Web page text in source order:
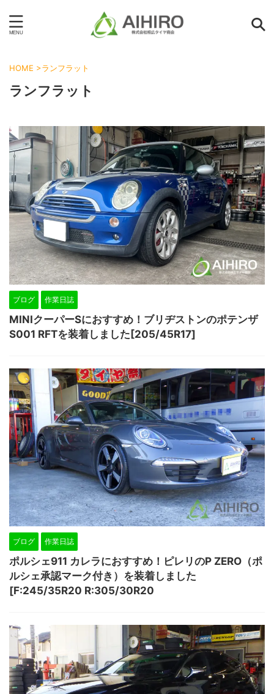
HOME >ランフラット
ランフラット
ブログ 作業日誌
MINIクーパーSにおすすめ！ブリヂストンのポテンザ
S001 RFTを装着しました[205/45R17]
ブログ 作業日誌
ポルシェ911 カレラにおすすめ！ピレリのP ZERO（ポ
ルシェ承認マーク付き）を装着しました
[F:245/35R20 R:305/30R20